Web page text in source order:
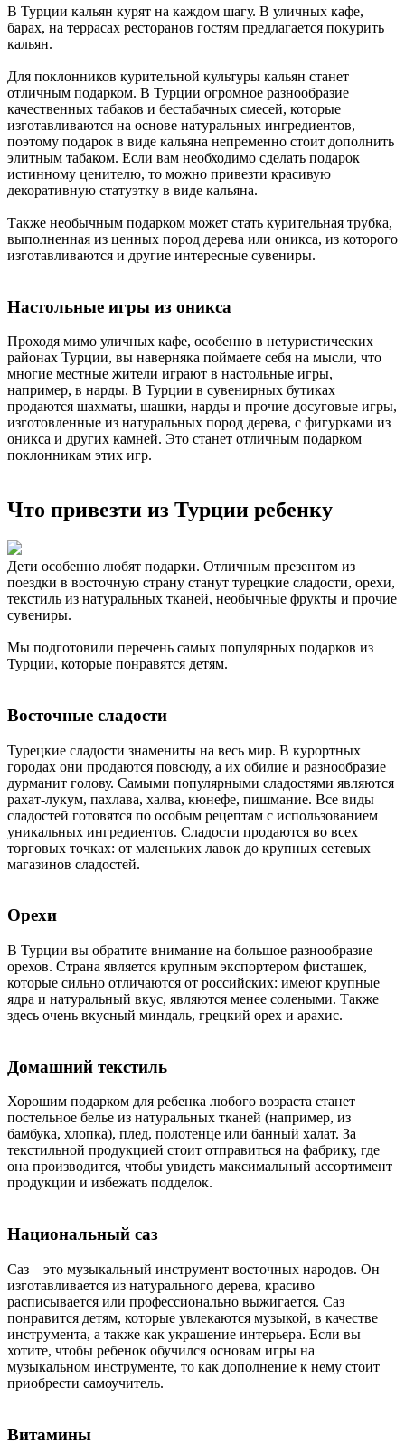
В Турции кальян курят на каждом шагу. В уличных кафе,
барах, на террасах ресторанов гостям предлагается покурить
кальян.
Для поклонников курительной культуры кальян станет
отличным подарком. В Турции огромное разнообразие
качественных табаков и бестабачных смесей, которые
изготавливаются на основе натуральных ингредиентов,
поэтому подарок в виде кальяна непременно стоит дополнить
элитным табаком. Если вам необходимо сделать подарок
истинному ценителю, то можно привезти красивую
декоративную статуэтку в виде кальяна.
Также необычным подарком может стать курительная трубка,
выполненная из ценных пород дерева или оникса, из которого
изготавливаются и другие интересные сувениры.
Настольные игры из оникса
Проходя мимо уличных кафе, особенно в нетуристических
районах Турции, вы наверняка поймаете себя на мысли, что
многие местные жители играют в настольные игры,
например, в нарды. В Турции в сувенирных бутиках
продаются шахматы, шашки, нарды и прочие досуговые игры,
изготовленные из натуральных пород дерева, с фигурками из
оникса и других камней. Это станет отличным подарком
поклонникам этих игр.
Что привезти из Турции ребенку
Дети особенно любят подарки. Отличным презентом из
поездки в восточную страну станут турецкие сладости, орехи,
текстиль из натуральных тканей, необычные фрукты и прочие
сувениры.
Мы подготовили перечень самых популярных подарков из
Турции, которые понравятся детям.
Восточные сладости
Турецкие сладости знамениты на весь мир. В курортных
городах они продаются повсюду, а их обилие и разнообразие
дурманит голову. Самыми популярными сладостями являются
рахат-лукум, пахлава, халва, кюнефе, пишмание. Все виды
сладостей готовятся по особым рецептам с использованием
уникальных ингредиентов. Сладости продаются во всех
торговых точках: от маленьких лавок до крупных сетевых
магазинов сладостей.
Орехи
В Турции вы обратите внимание на большое разнообразие
орехов. Страна является крупным экспортером фисташек,
которые сильно отличаются от российских: имеют крупные
ядра и натуральный вкус, являются менее солеными. Также
здесь очень вкусный миндаль, грецкий орех и арахис.
Домашний текстиль
Хорошим подарком для ребенка любого возраста станет
постельное белье из натуральных тканей (например, из
бамбука, хлопка), плед, полотенце или банный халат. За
текстильной продукцией стоит отправиться на фабрику, где
она производится, чтобы увидеть максимальный ассортимент
продукции и избежать подделок.
Национальный саз
Саз – это музыкальный инструмент восточных народов. Он
изготавливается из натурального дерева, красиво
расписывается или профессионально выжигается. Саз
понравится детям, которые увлекаются музыкой, в качестве
инструмента, а также как украшение интерьера. Если вы
хотите, чтобы ребенок обучился основам игры на
музыкальном инструменте, то как дополнение к нему стоит
приобрести самоучитель.
Витамины